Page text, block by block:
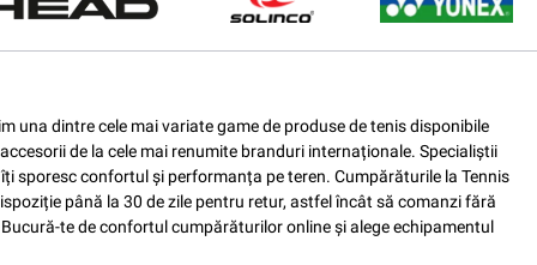
una dintre cele mai variate game de produse de tenis disponibile
de la cele mai renumite branduri internaționale. Specialiștii
sporesc confortul și performanța pe teren. Cumpărăturile la Tennis
până la 30 de zile pentru retur, astfel încât să comanzi fără
te de confortul cumpărăturilor online și alege echipamentul